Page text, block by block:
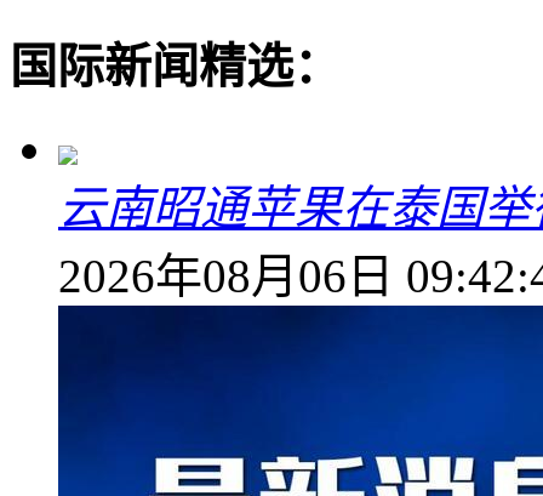
国际新闻精选：
云南昭通苹果在泰国
2026年08月06日